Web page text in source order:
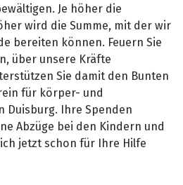
Je höher die
wird die Summe, mit der wir
bereiten können. Feuern Sie
über unsere Kräfte
Sie damit den Bunten
für körper- und
Duisburg. Ihre Spenden
Abzüge bei den Kindern und
jetzt schon für Ihre Hilfe